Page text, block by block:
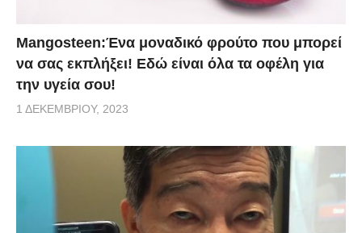
Mangosteen:Ένα μοναδικό φρούτο που μπορεί
να σας εκπλήξει! Εδώ είναι όλα τα οφέλη για
την υγεία σου!
1 ΔΕΚΕΜΒΡΊΟΥ, 2023